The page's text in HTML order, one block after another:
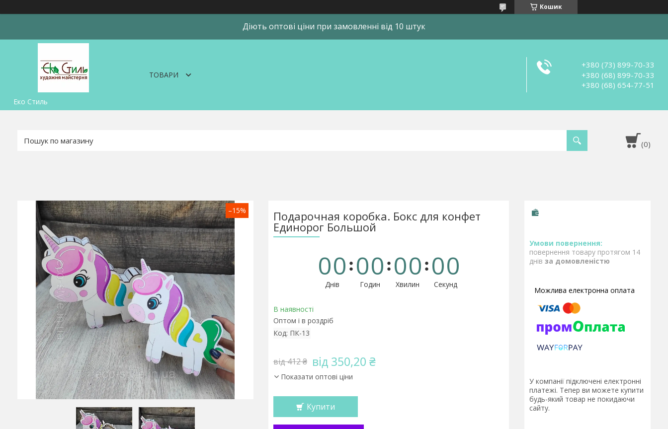
Кошик
Діють оптові ціни при замовленні від 10 штук
Еко Стиль
ТОВАРИ
+380 (73) 899-70-33
+380 (68) 899-70-33
+380 (68) 654-77-51
–15% Подарочная коробка. Бокс для конфет
Единорог Большой
00
Днів
00
Годин
00
Хвилин
00
Секунд
В наявності
Оптом і в роздріб
Код: ПК-13
від 412 ₴ від 350,20 ₴
Показати оптові ціни
Купити
повернення товару протягом 14
днів за домовленістю
У компанії підключені електронні
платежі. Тепер ви можете купити
будь-який товар не покидаючи
сайту.